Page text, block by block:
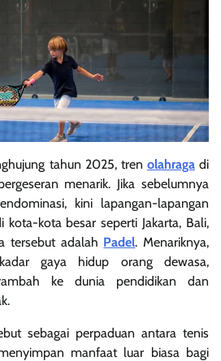
tahun 2025, tren olahragadi
menarik. Jika sebelumnya
kini lapangan-lapangan
kota besar seperti Jakarta, Bali,
tersebut adalah Padel. Menariknya,
gaya hidup orang dewasa,
ke dunia pendidikan dan
sebagai perpaduan antara tenis
manfaat luar biasa bagi